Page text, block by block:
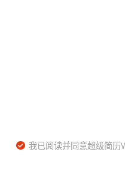
我已阅读并同意超级简历